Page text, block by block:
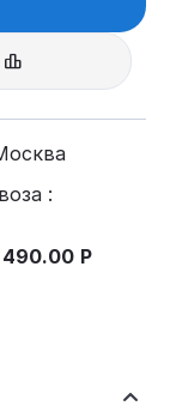
:
490.00 Р